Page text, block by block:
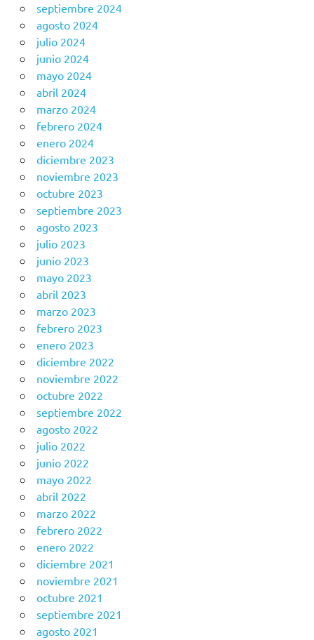
septiembre 2024
agosto 2024
julio 2024
junio 2024
mayo 2024
abril 2024
marzo 2024
febrero 2024
enero 2024
diciembre 2023
noviembre 2023
octubre 2023
septiembre 2023
agosto 2023
julio 2023
junio 2023
mayo 2023
abril 2023
marzo 2023
febrero 2023
enero 2023
diciembre 2022
noviembre 2022
octubre 2022
septiembre 2022
agosto 2022
julio 2022
junio 2022
mayo 2022
abril 2022
marzo 2022
febrero 2022
enero 2022
diciembre 2021
noviembre 2021
octubre 2021
septiembre 2021
agosto 2021